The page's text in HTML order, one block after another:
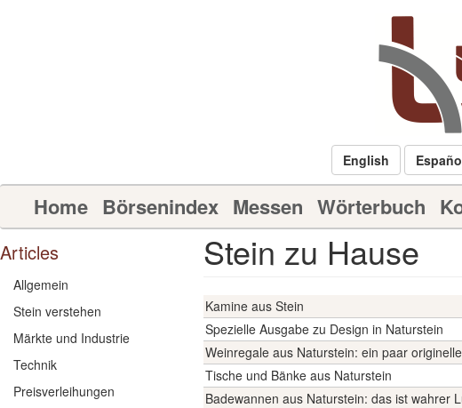
English
Main
Navigation
DE
Home Börsenindex Messen Wörterbuch
Articles
Allgemein
Stein verstehen
Märkte und Industrie
Technik
Preisverleihungen
Stein zu Hause
Kamine aus Stein
Spezielle Ausgabe zu Design in Naturstein
Weinregale aus Naturstein: ein paar
Tische und Bänke aus Naturstein
Badewannen aus Naturstein: das ist wahrer